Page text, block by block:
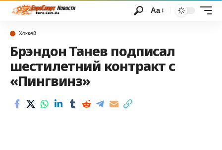
Аа
Хоккей
Брэндон Танев подписал
шестилетний контракт с
«Пингвинз»